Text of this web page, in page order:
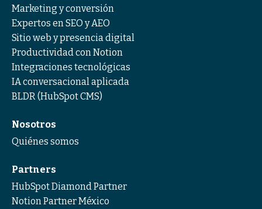
Marketing y conversión
Expertos en SEO y AEO
Sitio web y presencia digital
Productividad con Notion
Integraciones tecnológicas
IA conversacional aplicada
BLDR (HubSpot CMS)
Nosotros
Quiénes somos
Partners
HubSpot Diamond Partner
Notion Partner México